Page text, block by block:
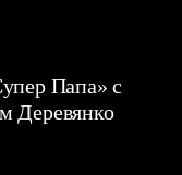
Папа» с
Деревянко